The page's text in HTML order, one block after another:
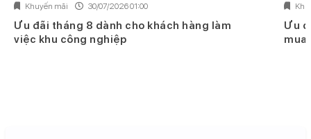
Khuyến mãi 30/07/2026 01:00
Ưu đãi tháng 8 dành cho khách hàng làm
việc khu công nghiệp
Ưu
mua